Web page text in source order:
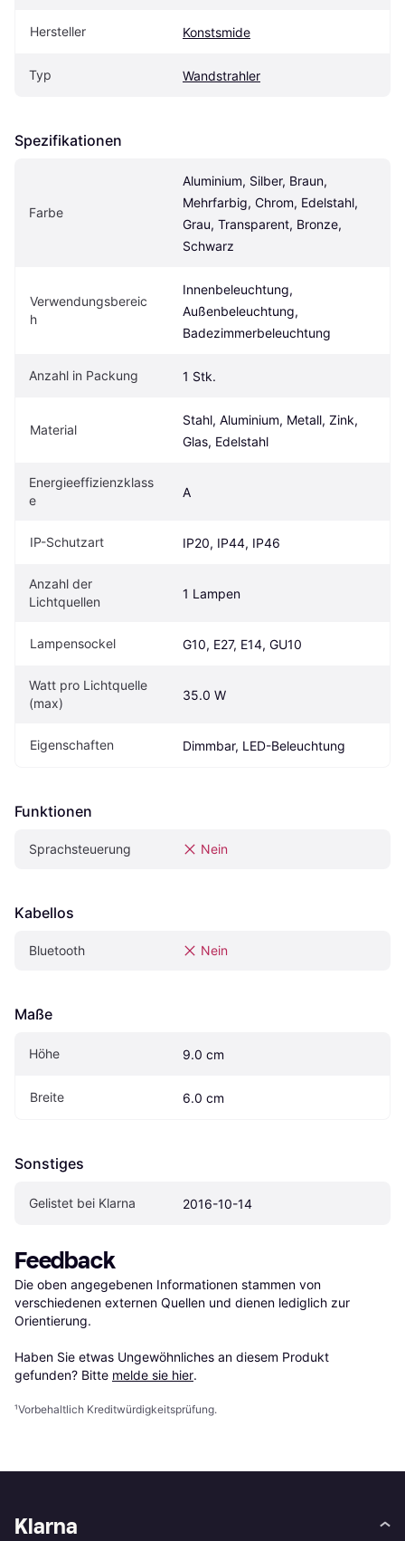
Hersteller Konstsmide
Typ Wandstrahler
Spezifikationen
Farbe
Aluminium, Silber, Braun,
Mehrfarbig, Chrom, Edelstahl,
Grau, Transparent, Bronze,
Schwarz
Verwendungsbereic
h
Innenbeleuchtung,
Außenbeleuchtung,
Badezimmerbeleuchtung
Anzahl in Packung 1 Stk.
Material
Stahl, Aluminium, Metall, Zink,
Glas, Edelstahl
Energieeffizienzklass
e
A
IP-Schutzart IP20, IP44, IP46
Anzahl der
Lichtquellen
1 Lampen
Lampensockel G10, E27, E14, GU10
Watt pro Lichtquelle
(max)
35.0 W
Eigenschaften Dimmbar, LED-Beleuchtung
Funktionen
Sprachsteuerung Nein
Kabellos
Bluetooth Nein
Maße
Höhe 9.0 cm
Breite 6.0 cm
Sonstiges
Gelistet bei Klarna 2016-10-14
Feedback
Die oben angegebenen Informationen stammen von
verschiedenen externen Quellen und dienen lediglich zur
Orientierung.
Haben Sie etwas Ungewöhnliches an diesem Produkt
gefunden? Bitte melde sie hier.
¹Vorbehaltlich Kreditwürdigkeitsprüfung.
Klarna